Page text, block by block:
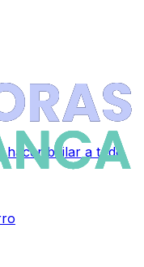
hacer bailar a todo